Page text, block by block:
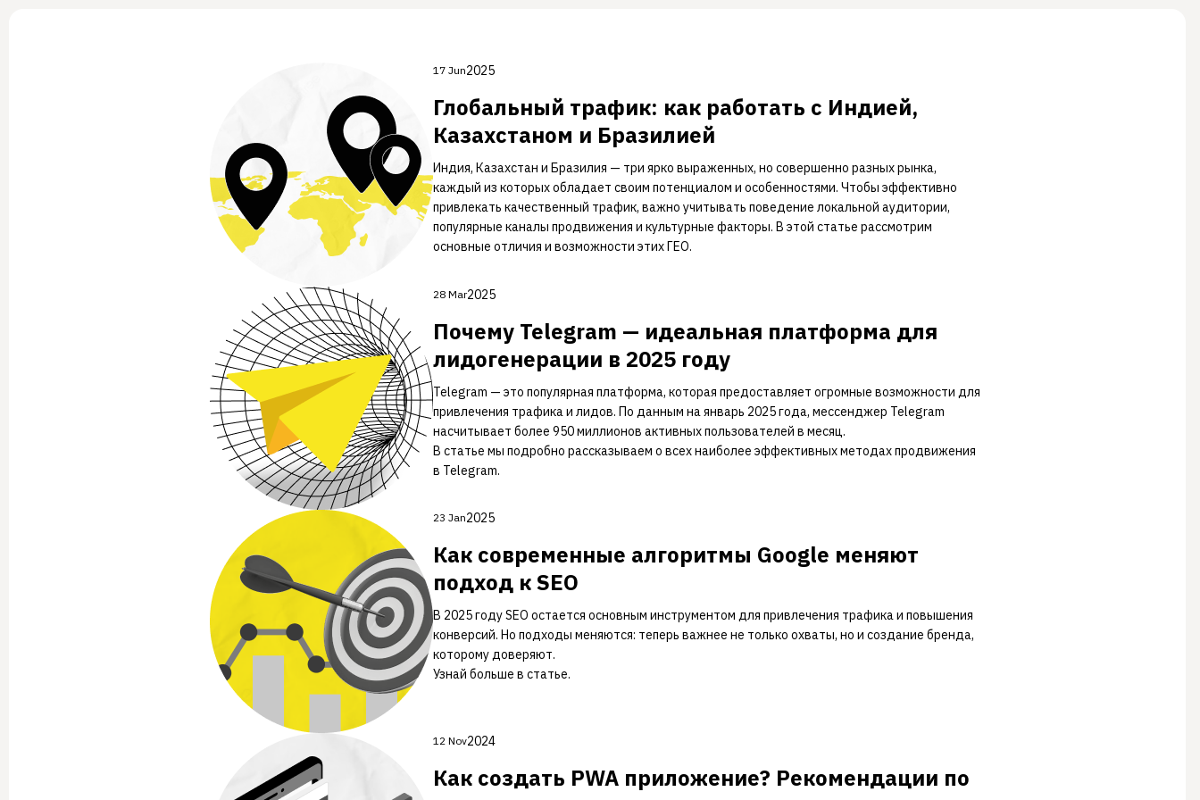
17 Jun2025
Глобальный трафик: как работать с Индией,
Казахстаном и Бразилией
Индия, Казахстан и Бразилия — три ярко выраженных, но совершенно разных рынка,
каждый из которых обладает своим потенциалом и особенностями. Чтобы эффективно
привлекать качественный трафик, важно учитывать поведение локальной аудитории,
популярные каналы продвижения и культурные факторы. В этой статье рассмотрим
основные отличия и возможности этих ГЕО.
28 Mar2025
Почему Telegram — идеальная платформа для
лидогенерации в 2025 году
Telegram — это популярная платформа, которая предоставляет огромные возможности для
привлечения трафика и лидов. По данным на январь 2025 года, мессенджер Telegram
насчитывает более 950 миллионов активных пользователей в месяц.
В статье мы подробно рассказываем о всех наиболее эффективных методах продвижения
в Telegram.
23 Jan2025
Как современные алгоритмы Google меняют
подход к SEO
В 2025 году SEO остается основным инструментом для привлечения трафика и повышения
конверсий. Но подходы меняются: теперь важнее не только охваты, но и создание бренда,
которому доверяют.
Узнай больше в статье.
12 Nov2024
Как создать PWA приложение? Рекомендации по